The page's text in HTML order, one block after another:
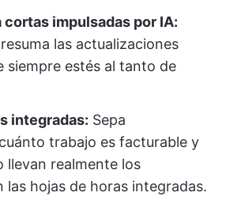
cortas impulsadas por IA:
las actualizaciones
siempre estés al tanto de
integradas: Sepa
trabajo es facturable y
llevan realmente los
las hojas de horas integradas.